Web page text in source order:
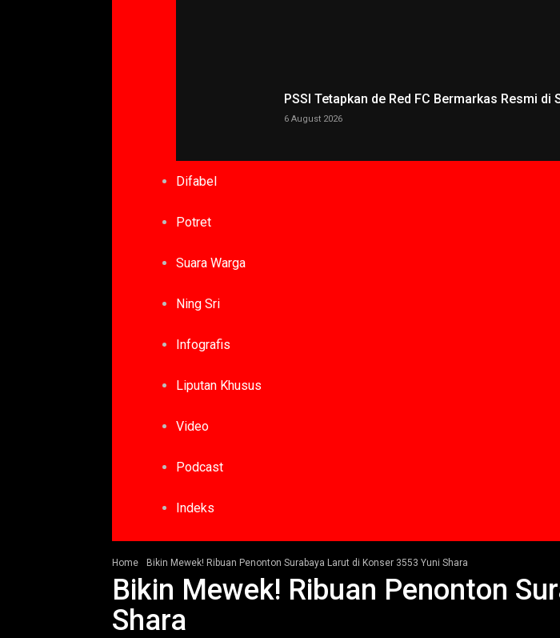
PSSI Tetapkan de Red FC Bermarkas Resmi di
6 August 2026
Difabel
Potret
Suara Warga
Ning Sri
Infografis
Liputan Khusus
Video
Podcast
Indeks
Home Bikin Mewek! Ribuan Penonton Surabaya Larut di Konser 3553 Yuni Shara
Bikin Mewek! Ribuan Penonton
Shara